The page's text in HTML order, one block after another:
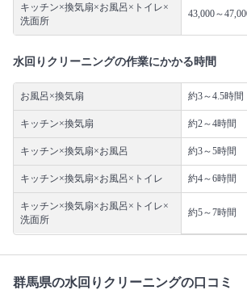
キッチン×換気扇×お風呂×トイレ×
洗面所
43,000～
水回りクリーニングの作業にかかる時間
お風呂×換気扇 約3～4.5時間
キッチン×換気扇 約2～4時間
キッチン×換気扇×お風呂 約3～5時間
キッチン×換気扇×お風呂×トイレ 約4～6時間
キッチン×換気扇×お風呂×トイレ×
洗面所
約5～7時間
群馬県の水回りクリーニングの口コミ